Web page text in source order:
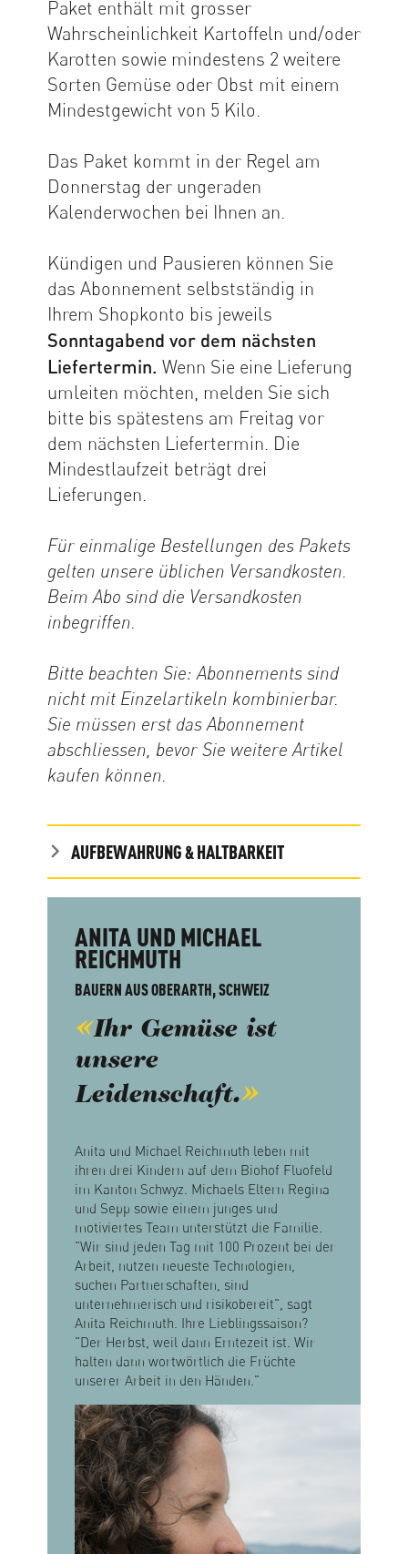
Paket enthält mit grosser
Wahrscheinlichkeit Kartoffeln und/oder
Karotten sowie mindestens 2 weitere
Sorten Gemüse oder Obst mit einem
Mindestgewicht von 5 Kilo.
Das Paket kommt in der Regel am
Donnerstag der ungeraden
Kalenderwochen bei Ihnen an.
Kündigen und Pausieren können Sie
das Abonnement selbstständig in
Ihrem Shopkonto bis jeweils
Sonntagabend vor dem nächsten
Liefertermin. Wenn Sie eine Lieferung
umleiten möchten, melden Sie sich
bitte bis spätestens am Freitag vor
dem nächsten Liefertermin. Die
Mindestlaufzeit beträgt drei
Lieferungen.
Für einmalige Bestellungen des Pakets
gelten unsere üblichen Versandkosten.
Beim Abo sind die Versandkosten
inbegriffen.
Bitte beachten Sie: Abonnements sind
nicht mit Einzelartikeln kombinierbar.
Sie müssen erst das Abonnement
abschliessen, bevor Sie weitere Artikel
kaufen können.
AUFBEWAHRUNG & HALTBARKEIT
ANITA UND MICHAEL
REICHMUTH
BAUERN AUS OBERARTH, SCHWEIZ
Ihr Gemüse ist
unsere
Leidenschaft.
Anita und Michael Reichmuth leben mit
ihren drei Kindern auf dem Biohof Fluofeld
im Kanton Schwyz. Michaels Eltern Regina
und Sepp sowie einem junges und
motiviertes Team unterstützt die Familie.
"Wir sind jeden Tag mit 100 Prozent bei der
Arbeit, nutzen neueste Technologien,
suchen Partnerschaften, sind
unternehmerisch und risikobereit", sagt
Anita Reichmuth. Ihre Lieblingssaison?
"Der Herbst, weil dann Erntezeit ist. Wir
halten dann wortwörtlich die Früchte
unserer Arbeit in den Händen."